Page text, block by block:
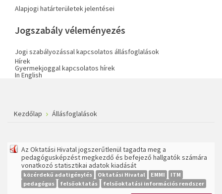
Alapjogi határterületek jelentései
Jogszabály véleményezés
Jogi szabályozással kapcsolatos állásfoglalások
Hírek
Gyermekjoggal kapcsolatos hírek
In English
Kezdőlap Állásfoglalások
Az Oktatási Hivatal jogszerűtlenül tagadta meg a
pedagógusképzést megkezdő és befejező hallgatók számára
vonatkozó statisztikai adatok kiadását
közérdekű adatigénylés Oktatási Hivatal EMMI
ITM
pedagógus
felsőoktatás felsőoktatási információs rendszer